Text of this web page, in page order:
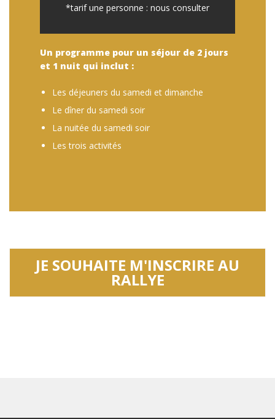
*tarif une personne : nous consulter
Un programme pour un séjour de 2 jours
et 1 nuit qui inclut :
Les déjeuners du samedi et dimanche
Le dîner du samedi soir
La nuitée du samedi soir
Les trois activités
JE SOUHAITE M'INSCRIRE AU
RALLYE